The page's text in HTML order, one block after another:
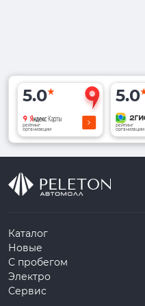
5.0
рейтинг
организации
5.0
рейтинг
организации
Каталог
Новые
С пробегом
Электро
Сервис